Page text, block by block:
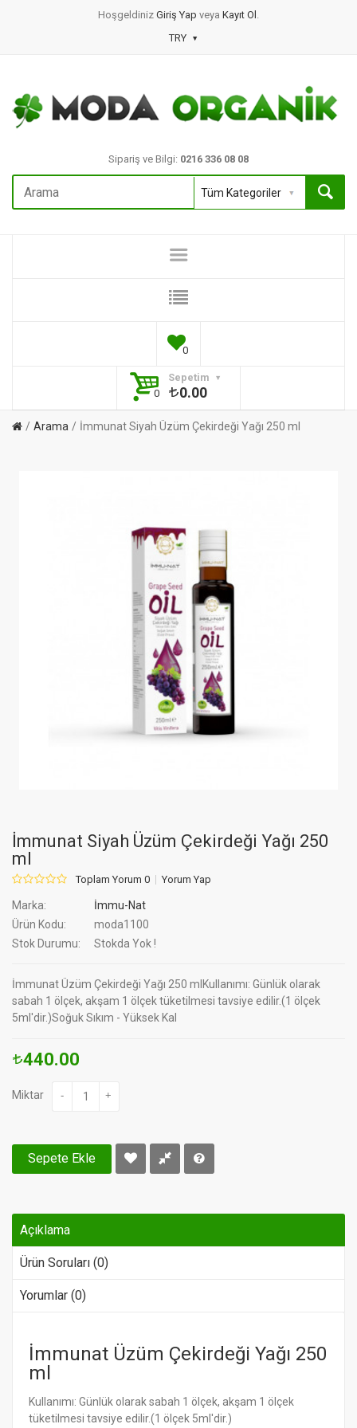
Hoşgeldiniz Giriş Yap veya Kayıt Ol .
TRY
Sipariş ve Bilgi: 0216 336 08 08
0
Sepetim
0
0.00
Arama İmmunat Siyah Üzüm Çekirdeği Yağı 250 ml
İmmunat Siyah Üzüm Çekirdeği Yağı 250
ml
Toplam Yorum 0 Yorum Yap
Marka:
İmmu-Nat
Ürün Kodu:
moda1100
Stok Durumu:
Stokda Yok !
İmmunat Üzüm Çekirdeği Yağı 250 mlKullanımı: Günlük olarak
sabah 1 ölçek, akşam 1 ölçek tüketilmesi tavsiye edilir.(1 ölçek
5ml'dir.)Soğuk Sıkım - Yüksek Kal
440.00
Miktar - +
Sepete Ekle
Açıklama
Ürün Soruları (0)
Yorumlar (0)
İmmunat Üzüm Çekirdeği Yağı 250
ml
Kullanımı: Günlük olarak sabah 1 ölçek, akşam 1 ölçek
tüketilmesi tavsiye edilir.(1 ölçek 5ml'dir.)